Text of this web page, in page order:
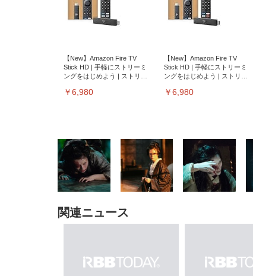
【New】Amazon Fire TV
Stick HD | 手軽にストリーミ
ングをはじめよう | ストリー
￥6,980
【New】Amazon Fire TV
Stick HD | 手軽にストリーミ
ングをはじめよう | ストリー
￥6,980
ト 約105度ロッキング pc 事務
椅子 360度回転 座面昇降 強化
￥5,699
EIZO ビジネス向けプレミア
￥105,595
EIZO ビジネス向けプレミア
￥3,373
関連ニュース